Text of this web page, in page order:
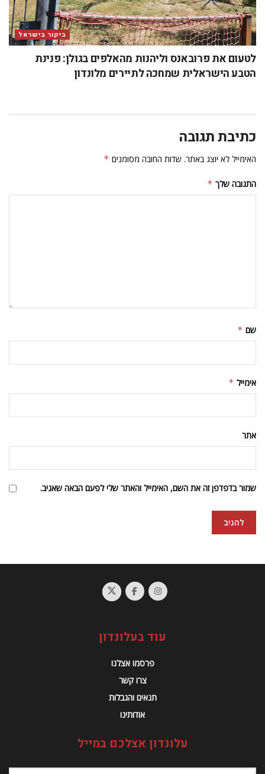
ביקור בישראל
לטעום את פרובאנס וליהנות מהאלפים בגולן: פנינת
הטבע הישראלית שמחכה לתיירים מלונדון
כתיבת תגובה
האימייל לא יוצג באתר. שדות החובה מסומנים *
התגובה שלך *
שם *
אימייל *
אתר
שמור בדפדפן זה את השם, האימייל והאתר שלי לפעם הבאה שאגיב.
עוד בעלונדון
פרסמו אצלנו
צרו קשר
תנאים והגבלות
אודותינו
עלונדון אצלכם במייל